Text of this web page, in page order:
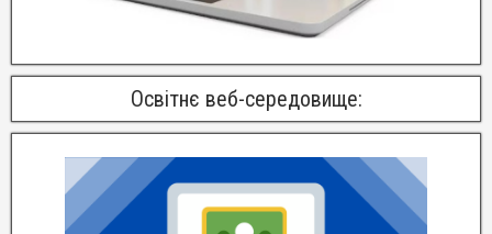
Освітнє веб-середовище: